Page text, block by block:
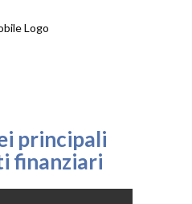
principali
finanziari